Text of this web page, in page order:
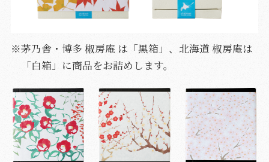
※茅乃舎・博多 椒房庵 は「黒箱」、北海道 椒房庵は
「白箱」に商品をお詰めします。